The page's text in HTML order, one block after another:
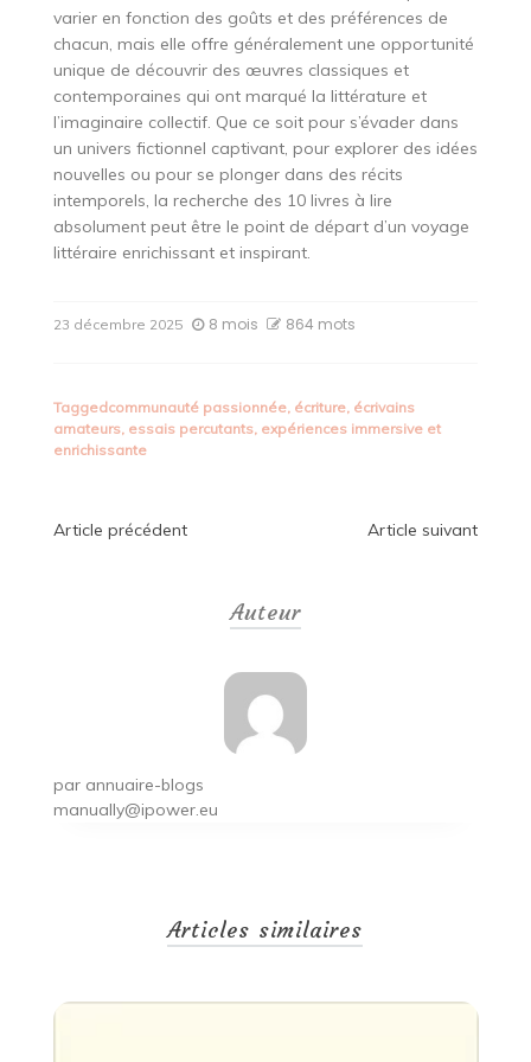
varier en fonction des goûts et des préférences de
chacun, mais elle offre généralement une opportunité
unique de découvrir des œuvres classiques et
contemporaines qui ont marqué la littérature et
l’imaginaire collectif. Que ce soit pour s’évader dans
un univers fictionnel captivant, pour explorer des idées
nouvelles ou pour se plonger dans des récits
intemporels, la recherche des 10 livres à lire
absolument peut être le point de départ d’un voyage
littéraire enrichissant et inspirant.
23 décembre 2025 8 mois 864 mots
Taggedcommunauté passionnée, écriture, écrivains
amateurs, essais percutants, expériences immersive et
enrichissante
Navigation
Article précédent Article suivant
Auteur
par annuaire-blogs
manually@ipower.eu
Articles similaires